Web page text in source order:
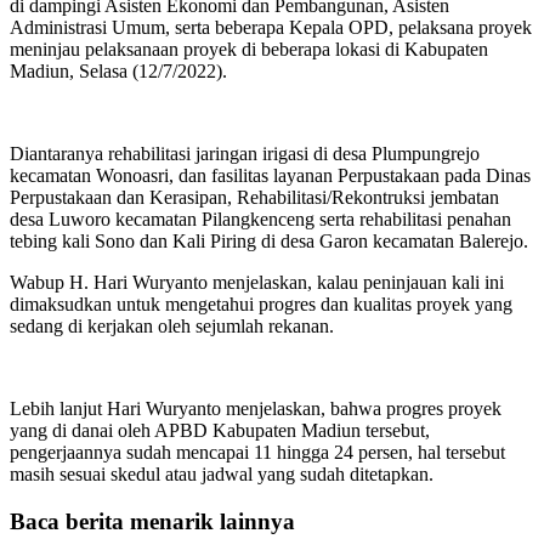
di dampingi Asisten Ekonomi dan Pembangunan, Asisten
Administrasi Umum, serta beberapa Kepala OPD, pelaksana proyek
meninjau pelaksanaan proyek di beberapa lokasi di Kabupaten
Madiun, Selasa (12/7/2022).
Diantaranya rehabilitasi jaringan irigasi di desa Plumpungrejo
kecamatan Wonoasri, dan fasilitas layanan Perpustakaan pada Dinas
Perpustakaan dan Kerasipan, Rehabilitasi/Rekontruksi jembatan
desa Luworo kecamatan Pilangkenceng serta rehabilitasi penahan
tebing kali Sono dan Kali Piring di desa Garon kecamatan Balerejo.
Wabup H. Hari Wuryanto menjelaskan, kalau peninjauan kali ini
dimaksudkan untuk mengetahui progres dan kualitas proyek yang
sedang di kerjakan oleh sejumlah rekanan.
Lebih lanjut Hari Wuryanto menjelaskan, bahwa progres proyek
yang di danai oleh APBD Kabupaten Madiun tersebut,
pengerjaannya sudah mencapai 11 hingga 24 persen, hal tersebut
masih sesuai skedul atau jadwal yang sudah ditetapkan.
Baca berita menarik lainnya